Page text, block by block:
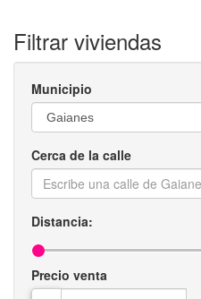
Filtrar viviendas
Municipio
Cerca de la calle
Distancia:
Precio venta